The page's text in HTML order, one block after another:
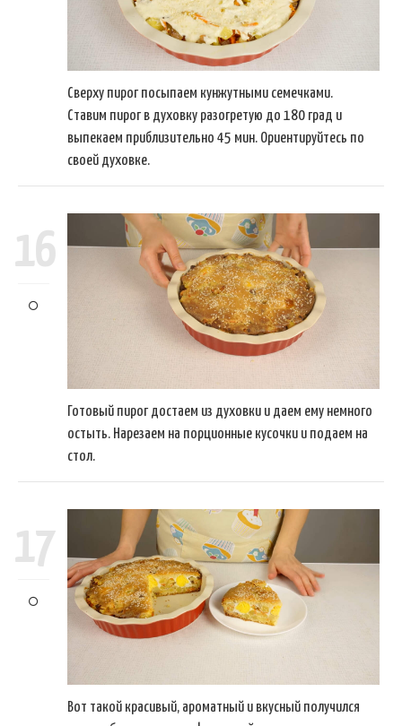
Сверху пирог посыпаем кунжутными семечками.
Ставим пирог в духовку разогретую до 180 град и
выпекаем приблизительно 45 мин. Ориентируйтесь по
своей духовке.
16
Готовый пирог достаем из духовки и даем ему немного
остыть. Нарезаем на порционные кусочки и подаем на
стол.
17
Вот такой красивый, ароматный и вкусный получился